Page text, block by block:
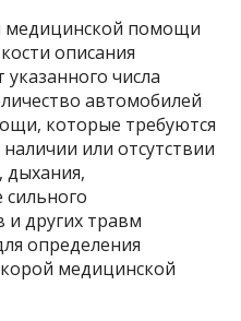
медицинской помощи
описания
числа
автомобилей
которые требуются
или отсутствии
дыхания,
и других травм
определения
медицинской